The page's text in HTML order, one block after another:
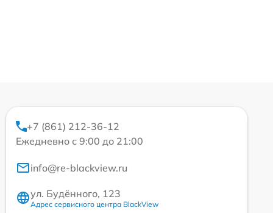
+7 (861) 212-36-12
Ежедневно с 9:00 до 21:00
info@re-blackview.ru
ул. Будённого, 123
Адрес сервисного центра BlackView